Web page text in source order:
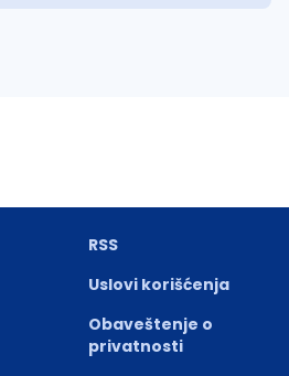
RSS
Uslovi korišćenja
Obaveštenje o
privatnosti